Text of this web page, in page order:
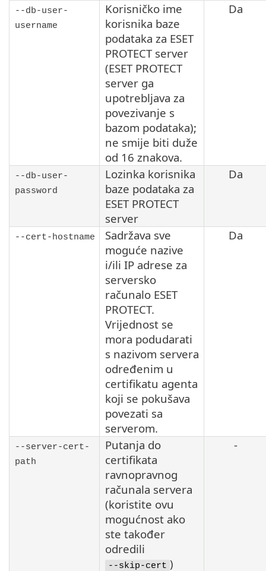
--db-user-
username
Korisničko ime
korisnika baze
podataka za ESET
PROTECT server
(ESET PROTECT
server ga
upotrebljava za
povezivanje s
bazom podataka);
ne smije biti duže
od 16 znakova.
Da
--db-user-
password
Lozinka korisnika
baze podataka za
ESET PROTECT
server
Da
--cert-hostname
Sadržava sve
moguće nazive
i/ili IP adrese za
serversko
računalo ESET
PROTECT.
Vrijednost se
mora podudarati
s nazivom servera
određenim u
certifikatu agenta
koji se pokušava
povezati sa
serverom.
Da
--server-cert-
path
Putanja do
certifikata
ravnopravnog
računala servera
(koristite ovu
mogućnost ako
ste također
odredili
--skip-cert )
-